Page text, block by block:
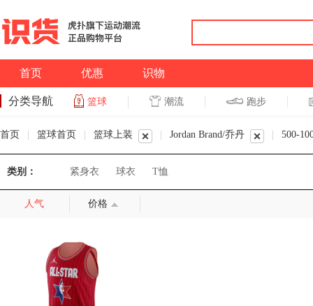
首页 优惠 识物
分类导航 篮球 潮流 跑步
首页 篮球首页 篮球上装 Jordan Brand/乔丹 500-
类别： 紧身衣 球衣 T恤
人气 价格